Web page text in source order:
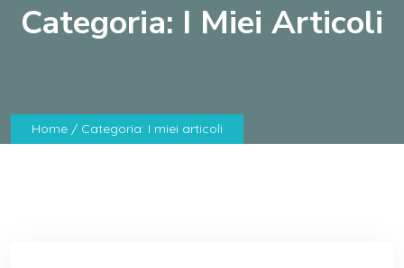
Categoria: I Miei Articoli
Home / Categoria: I miei articoli